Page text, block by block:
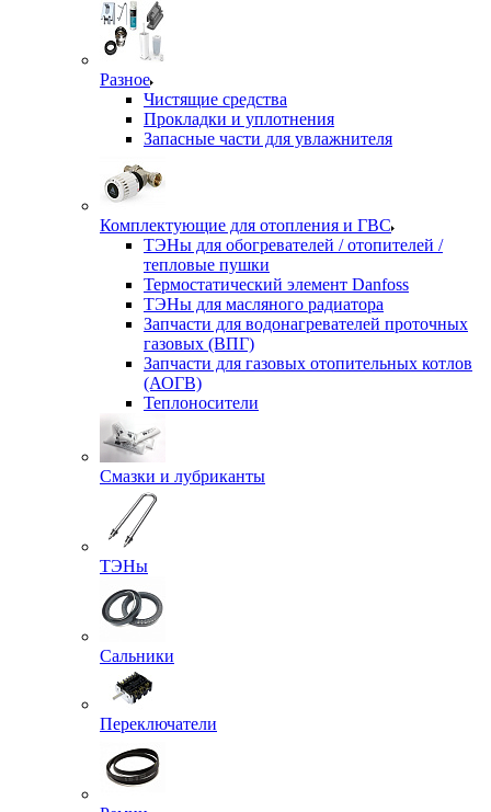
Разное
Чистящие средства
Прокладки и уплотнения
Запасные части для увлажнителя
Комплектующие для отопления и ГВС
ТЭНы для обогревателей / отопителей /
тепловые пушки
Термостатический элемент Danfoss
ТЭНы для масляного радиатора
Запчасти для водонагревателей проточных
газовых (ВПГ)
Запчасти для газовых отопительных котлов
(АОГВ)
Теплоносители
Смазки и лубриканты
ТЭНы
Сальники
Переключатели